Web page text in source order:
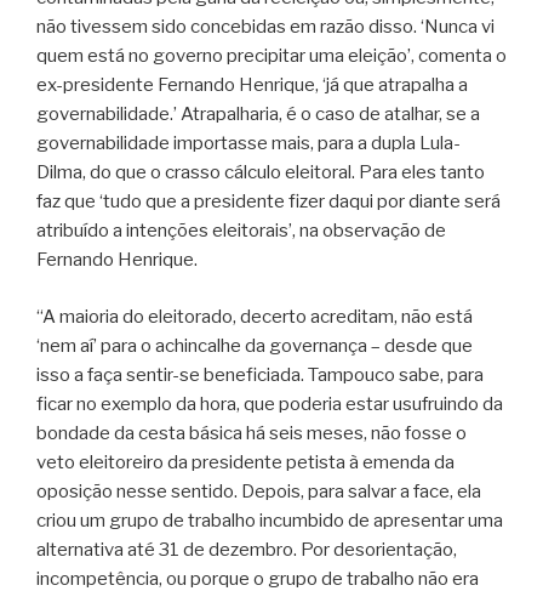
não tivessem sido concebidas em razão disso. ‘Nunca vi
quem está no governo precipitar uma eleição’, comenta o
ex-presidente Fernando Henrique, ‘já que atrapalha a
governabilidade.’ Atrapalharia, é o caso de atalhar, se a
governabilidade importasse mais, para a dupla Lula-
Dilma, do que o crasso cálculo eleitoral. Para eles tanto
faz que ‘tudo que a presidente fizer daqui por diante será
atribuído a intenções eleitorais’, na observação de
Fernando Henrique.
“A maioria do eleitorado, decerto acreditam, não está
‘nem aí’ para o achincalhe da governança – desde que
isso a faça sentir-se beneficiada. Tampouco sabe, para
ficar no exemplo da hora, que poderia estar usufruindo da
bondade da cesta básica há seis meses, não fosse o
veto eleitoreiro da presidente petista à emenda da
oposição nesse sentido. Depois, para salvar a face, ela
criou um grupo de trabalho incumbido de apresentar uma
alternativa até 31 de dezembro. Por desorientação,
incompetência, ou porque o grupo de trabalho não era